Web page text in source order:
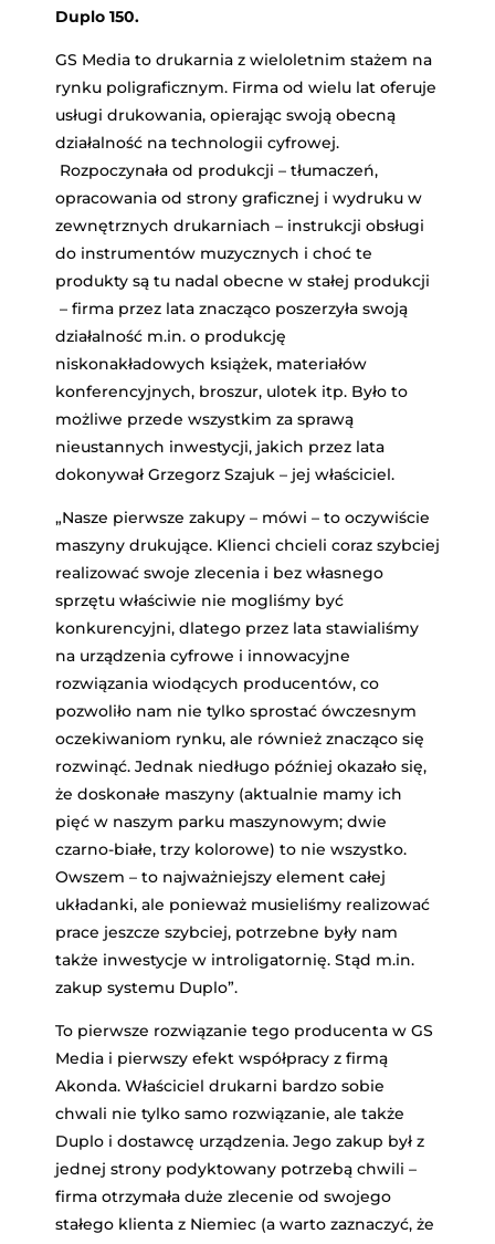
Duplo 150.
GS Media to drukarnia z wieloletnim stażem na
rynku poligraficznym. Firma od wielu lat oferuje
usługi drukowania, opierając swoją obecną
działalność na technologii cyfrowej.
Rozpoczynała od produkcji – tłumaczeń,
opracowania od strony graficznej i wydruku w
zewnętrznych drukarniach – instrukcji obsługi
do instrumentów muzycznych i choć te
produkty są tu nadal obecne w stałej produkcji
– firma przez lata znacząco poszerzyła swoją
działalność m.in. o produkcję
niskonakładowych książek, materiałów
konferencyjnych, broszur, ulotek itp. Było to
możliwe przede wszystkim za sprawą
nieustannych inwestycji, jakich przez lata
dokonywał Grzegorz Szajuk – jej właściciel.
„Nasze pierwsze zakupy – mówi – to oczywiście
maszyny drukujące. Klienci chcieli coraz szybciej
realizować swoje zlecenia i bez własnego
sprzętu właściwie nie mogliśmy być
konkurencyjni, dlatego przez lata stawialiśmy
na urządzenia cyfrowe i innowacyjne
rozwiązania wiodących producentów, co
pozwoliło nam nie tylko sprostać ówczesnym
oczekiwaniom rynku, ale również znacząco się
rozwinąć. Jednak niedługo później okazało się,
że doskonałe maszyny (aktualnie mamy ich
pięć w naszym parku maszynowym; dwie
czarno-białe, trzy kolorowe) to nie wszystko.
Owszem – to najważniejszy element całej
układanki, ale ponieważ musieliśmy realizować
prace jeszcze szybciej, potrzebne były nam
także inwestycje w introligatornię. Stąd m.in.
zakup systemu Duplo”.
To pierwsze rozwiązanie tego producenta w GS
Media i pierwszy efekt współpracy z firmą
Akonda. Właściciel drukarni bardzo sobie
chwali nie tylko samo rozwiązanie, ale także
Duplo i dostawcę urządzenia. Jego zakup był z
jednej strony podyktowany potrzebą chwili –
firma otrzymała duże zlecenie od swojego
stałego klienta z Niemiec (a warto zaznaczyć, że